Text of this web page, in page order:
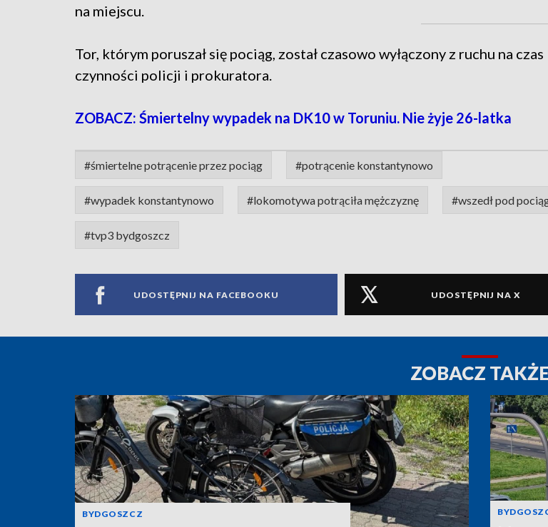
na miejscu.
Tor, którym poruszał się pociąg, został czasowo wyłączony z ruchu na czas
czynności policji i prokuratora.
ZOBACZ: Śmiertelny wypadek na DK10 w Toruniu. Nie żyje 26-latka
#śmiertelne potrącenie przez pociąg #potrącenie konstantynowo
#wypadek konstantynowo #lokomotywa potrąciła mężczyznę #wszedł pod
#tvp3 bydgoszcz
UDOSTĘPNIJ NA FACEBOOKU UDOSTĘPNIJ NA X
ZOBACZ TAKŻE
BYDGOSZCZ